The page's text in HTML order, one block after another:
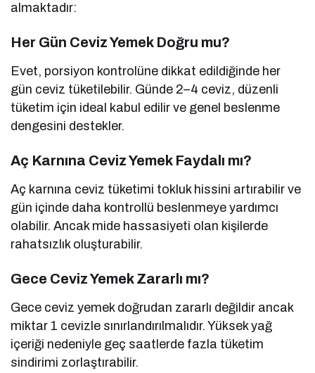
almaktadır:
Her Gün Ceviz Yemek Doğru mu?
Evet, porsiyon kontrolüne dikkat edildiğinde her
gün ceviz tüketilebilir. Günde 2–4 ceviz, düzenli
tüketim için ideal kabul edilir ve genel beslenme
dengesini destekler.
Aç Karnına Ceviz Yemek Faydalı mı?
Aç karnına ceviz tüketimi tokluk hissini artırabilir ve
gün içinde daha kontrollü beslenmeye yardımcı
olabilir. Ancak mide hassasiyeti olan kişilerde
rahatsızlık oluşturabilir.
Gece Ceviz Yemek Zararlı mı?
Gece ceviz yemek doğrudan zararlı değildir ancak
miktar 1 cevizle sınırlandırılmalıdır. Yüksek yağ
içeriği nedeniyle geç saatlerde fazla tüketim
sindirimi zorlaştırabilir.